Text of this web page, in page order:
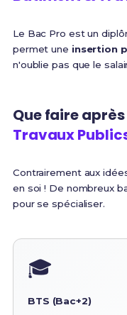
Le Bac Pro est un
permet une insertion
n'oublie pas que le
Que faire après
Travaux
Contrairement aux
en soi ! De nombreux
pour se spécialiser.
🎓
BTS (Bac+2)